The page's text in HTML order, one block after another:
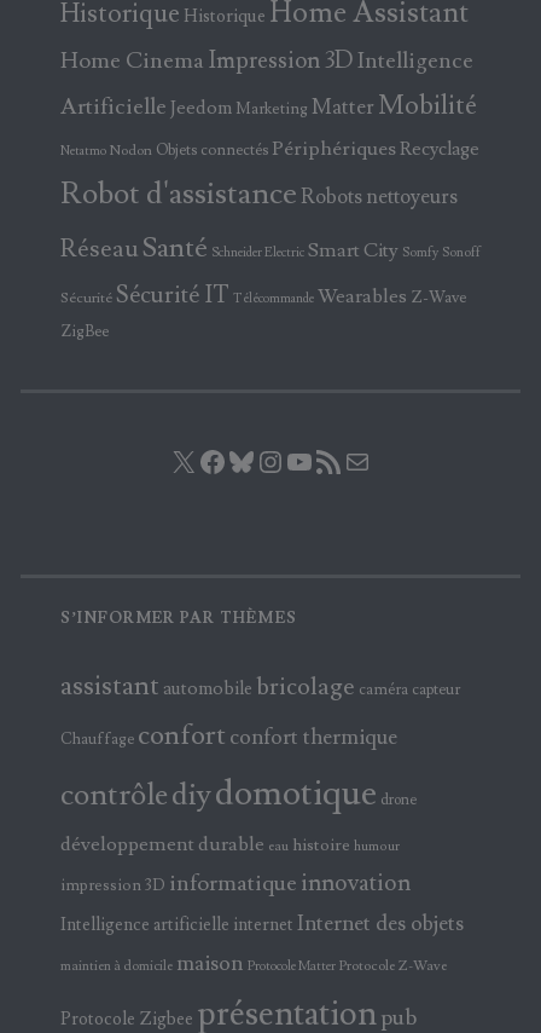
Historique Historique Home Assistant
Home Cinema Impression 3DIntelligence
Artificielle Jeedom Marketing Matter Mobilité
Netatmo Nodon Objets connectés PériphériquesRecyclage
Robot d'assistance Robots nettoyeurs
RéseauSanté Schneider Electric Smart City Somfy Sonoff
Sécurité Sécurité IT Télécommande Wearables Z-Wave
ZigBee
X Facebook
Bluesky
Instagram
YouTube
Flux RSS
S’INFORMER PAR THÈMES
assistant automobile bricolage caméra capteur
Chauffage confort confort thermique
contrôlediydomotique drone
développement durable eau histoire humour
impression 3D informatique innovation
Intelligence artificielle internet Internet des objets
maintien à domicile maison Protocole Matter Protocole Z-Wave
Protocole Zigbee présentationpub